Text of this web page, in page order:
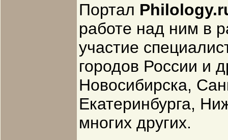
Портал
работе над ним в
участие
городов России и
Новосибирска,
Екатеринбурга,
многих других.